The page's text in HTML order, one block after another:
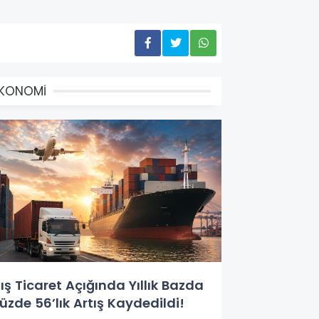
Ticaret Açığında Yıllık Bazda
56’lık Artış Kaydedildi!